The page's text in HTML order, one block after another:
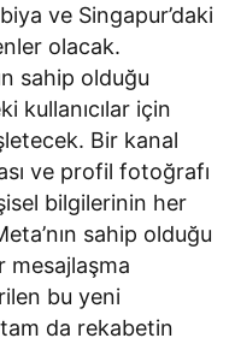
ve Singapur’daki
olacak.
sahip olduğu
kullanıcılar için
Bir kanal
ve profil fotoğrafı
bilgilerinin her
sahip olduğu
mesajlaşma
bu yeni
da rekabetin